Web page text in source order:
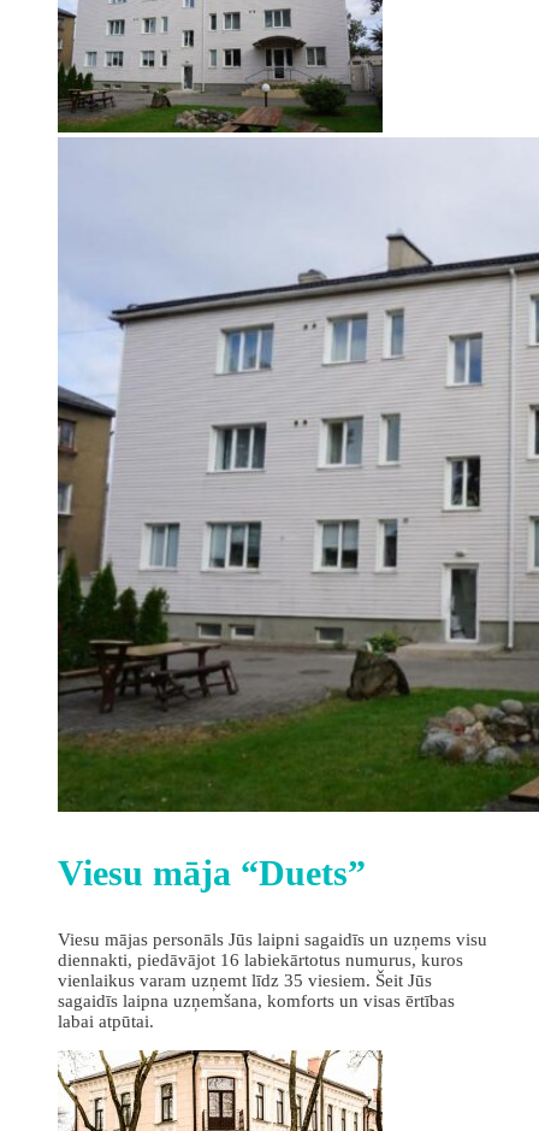
Viesu māja “Duets”
Viesu mājas personāls Jūs laipni sagaidīs un uzņems visu
diennakti, piedāvājot 16 labiekārtotus numurus, kuros
vienlaikus varam uzņemt līdz 35 viesiem. Šeit Jūs
sagaidīs laipna uzņemšana, komforts un visas ērtības
labai atpūtai.